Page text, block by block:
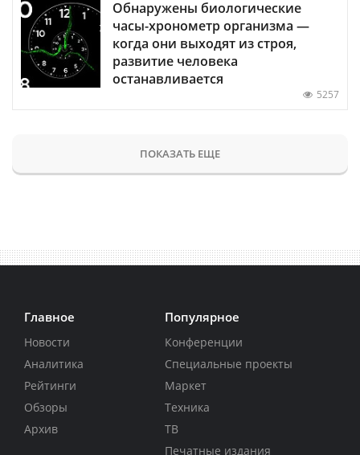
Обнаружены биологические
часы-хронометр организма —
когда они выходят из строя,
развитие человека
останавливается
5257
ПОКАЗАТЬ ЕЩЕ
Главное
Новости
Аналитика
Рейтинги
Обзоры
Архив
Популярное
Конференции
Специальные проекты
Маркет
Техника
ТВ
Печатные издания